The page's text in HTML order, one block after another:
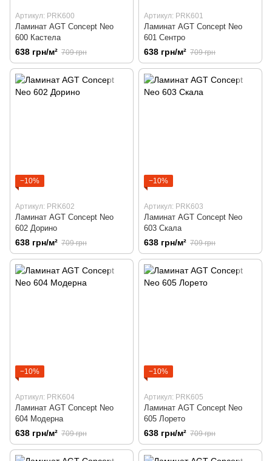
Артикул: PRK600
Ламинат AGT Concept Neo
600 Кастела
638 грн/м² 709 грн
Артикул: PRK601
Ламинат AGT Concept Neo
601 Сентро
638 грн/м² 709 грн
−10%
Артикул: PRK602
Ламинат AGT Concept Neo
602 Дорино
638 грн/м² 709 грн
−10%
Артикул: PRK603
Ламинат AGT Concept Neo
603 Скала
638 грн/м² 709 грн
−10%
Артикул: PRK604
Ламинат AGT Concept Neo
604 Модерна
638 грн/м² 709 грн
−10%
Артикул: PRK605
Ламинат AGT Concept Neo
605 Лорето
638 грн/м² 709 грн